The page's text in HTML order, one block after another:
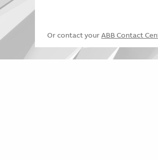
Or contact your ABB Contact